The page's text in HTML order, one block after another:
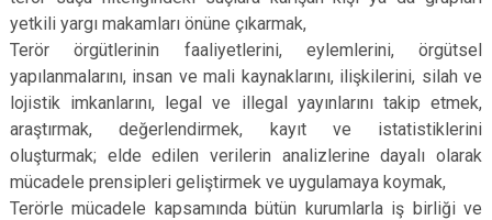
yetkili yargı makamları önüne çıkarmak,
Terör örgütlerinin faaliyetlerini, eylemlerini, örgütsel
yapılanmalarını, insan ve mali kaynaklarını, ilişkilerini, silah ve
lojistik imkanlarını, legal ve illegal yayınlarını takip etmek,
araştırmak, değerlendirmek, kayıt ve istatistiklerini
oluşturmak; elde edilen verilerin analizlerine dayalı olarak
mücadele prensipleri geliştirmek ve uygulamaya koymak,
Terörle mücadele kapsamında bütün kurumlarla iş birliği ve